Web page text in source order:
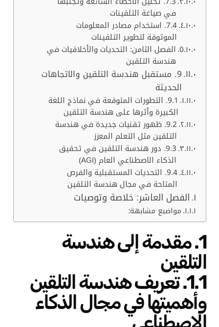
في صياغة التلقينات
7.4. استخدام مصادر المعلومات
الموثوقة لتطوير التلقينات
الفصل الثامن: التحديات والأخلاقيات في
هندسة التلقين
9. مستقبل هندسة التلقين والاتجاهات
الحديثة
9.1. التطورات المتوقعة في نماذج اللغة
الكبيرة وأثرها على هندسة التلقين
9.2. ظهور تقنيات جديدة في هندسة
التلقين مثل التعلم المعزز
9.3. دور هندسة التلقين في تحقيق
الذكاء الاصطناعي العام (AGI)
9.4. التحديات المستقبلية والفرص
المتاحة في مجال هندسة التلقين
الفصل العاشر: خلاصة وتوصيات
مواضيع مشابهة:
1. مقدمة إلى هندسة
التلقين
1.1. تعريف هندسة التلقين
وأهميتها في مجال الذكاء